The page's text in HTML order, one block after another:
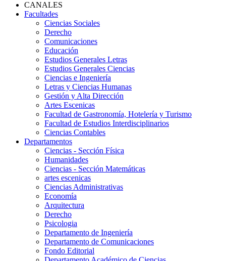
CANALES
Facultades
Ciencias Sociales
Derecho
Comunicaciones
Educación
Estudios Generales Letras
Estudios Generales Ciencias
Ciencias e Ingeniería
Letras y Ciencias Humanas
Gestión y Alta Dirección
Artes Escenicas
Facultad de Gastronomía, Hotelería y Turismo
Facultad de Estudios Interdisciplinarios
Ciencias Contables
Departamentos
Ciencias - Sección Física
Humanidades
Ciencias - Sección Matemáticas
artes escenicas
Ciencias Administrativas
Economía
Arquitectura
Derecho
Psicologia
Departamento de Ingeniería
Departamento de Comunicaciones
Fondo Editorial